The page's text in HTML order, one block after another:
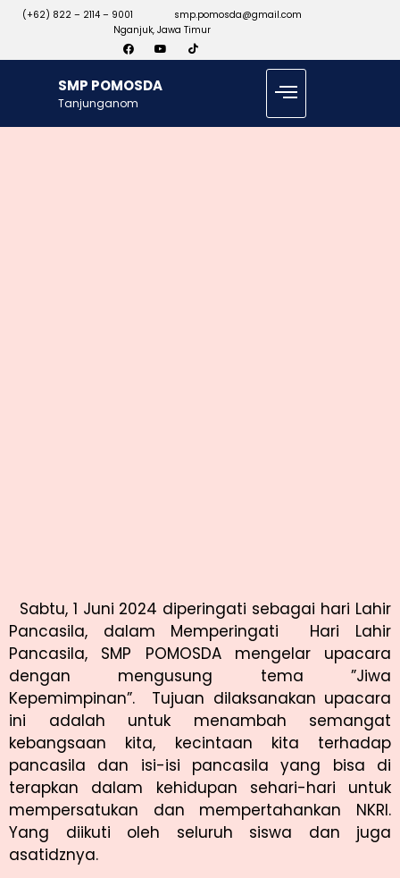
(+62) 822 – 2114 – 9001
smp.pomosda@gmail.com
Nganjuk, Jawa Timur
SMP POMOSDA
Tanjunganom
Sabtu, 1 Juni 2024 diperingati sebagai hari Lahir
Pancasila, dalam Memperingati Hari Lahir
Pancasila, SMP POMOSDA mengelar upacara
dengan mengusung tema ”Jiwa
Kepemimpinan”. Tujuan dilaksanakan upacara
ini adalah untuk menambah semangat
kebangsaan kita, kecintaan kita terhadap
pancasila dan isi-isi pancasila yang bisa di
terapkan dalam kehidupan sehari-hari untuk
mempersatukan dan mempertahankan NKRI.
Yang diikuti oleh seluruh siswa dan juga
asatidznya.